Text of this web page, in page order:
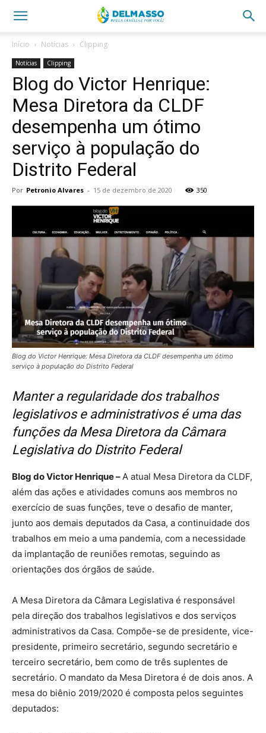
Início Notícias Clipping
Notícias Clipping
Blog do Victor Henrique:
Mesa Diretora da CLDF
desempenha um ótimo
serviço à população do
Distrito Federal
Por Petronio Alvares - 15 de dezembro de 2020 350
Blog do Victor Henrique: Mesa Diretora da CLDF desempenha um ótimo
serviço à população do Distrito Federal
Manter a regularidade dos trabalhos
legislativos e administrativos é uma das
funções da Mesa Diretora da Câmara
Legislativa do Distrito Federal
Blog do Victor Henrique –A atual Mesa Diretora da CLDF,
além das ações e atividades comuns aos membros no
exercício de suas funções, teve o desafio de manter,
junto aos demais deputados da Casa, a continuidade dos
trabalhos em meio a uma pandemia, com a necessidade
da implantação de reuniões remotas, seguindo as
orientações dos órgãos de saúde.
A Mesa Diretora da Câmara Legislativa é responsável
pela direção dos trabalhos legislativos e dos serviços
administrativos da Casa. Compõe-se de presidente, vice-
presidente, primeiro secretário, segundo secretário e
terceiro secretário, bem como de três suplentes de
secretário. O mandato da Mesa Diretora é de dois anos. A
mesa do biênio 2019/2020 é composta pelos seguintes
deputados: